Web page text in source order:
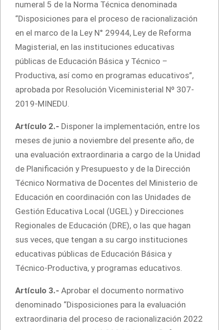
numeral 5 de la Norma Técnica denominada
“Disposiciones para el proceso de racionalización
en el marco de la Ley N° 29944, Ley de Reforma
Magisterial, en las instituciones educativas
públicas de Educación Básica y Técnico –
Productiva, así como en programas educativos”,
aprobada por Resolución Viceministerial Nº 307-
2019-MINEDU.
Artículo 2.- Disponer la implementación, entre los
meses de junio a noviembre del presente año, de
una evaluación extraordinaria a cargo de la Unidad
de Planificación y Presupuesto y de la Dirección
Técnico Normativa de Docentes del Ministerio de
Educación en coordinación con las Unidades de
Gestión Educativa Local (UGEL) y Direcciones
Regionales de Educación (DRE), o las que hagan
sus veces, que tengan a su cargo instituciones
educativas públicas de Educación Básica y
Técnico-Productiva, y programas educativos.
Artículo 3.- Aprobar el documento normativo
denominado “Disposiciones para la evaluación
extraordinaria del proceso de racionalización 2022